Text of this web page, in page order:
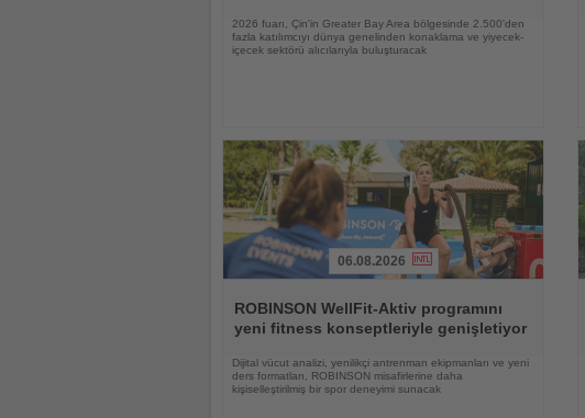
2026 fuarı, Çin'in Greater Bay Area bölgesinde 2.500'den
fazla katılımcıyı dünya genelinden konaklama ve yiyecek-
içecek sektörü alıcılarıyla buluşturacak
Oku
06.08.2026
ROBINSON WellFit-Aktiv programını
yeni fitness konseptleriyle genişletiyor
Dijital vücut analizi, yenilikçi antrenman ekipmanları ve yeni
ders formatları, ROBINSON misafirlerine daha
kişiselleştirilmiş bir spor deneyimi sunacak